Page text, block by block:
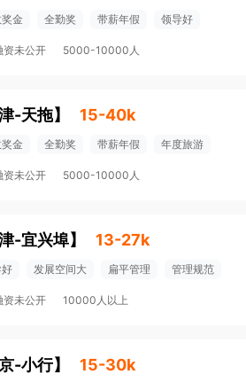
金 全勤奖 带薪年假 领导好
资未公开 5000-10000人
-天拖】 15-40k
金 全勤奖 带薪年假 年度旅游
资未公开 5000-10000人
-宜兴埠】 13-27k
发展空间大 扁平管理 管理规范
资未公开 10000人以上
-小行】 15-30k